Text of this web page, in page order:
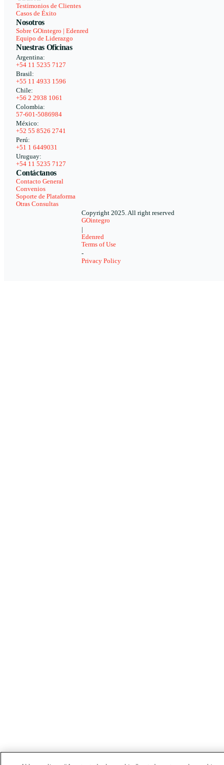
Testimonios de Clientes
Casos de Éxito
Nosotros
Sobre GOintegro | Edenred
Equipo de Liderazgo
Nuestras Oficinas
Argentina:
+54 11 5235 7127
Brasil:
+55 11 4933 1596
Chile:
+56 2 2938 1061
Colombia:
57-601-5086984
México:
+52 55 8526 2741
Perú:
+51 1 6449031
Uruguay:
+54 11 5235 7127
Contáctanos
Contacto General
Convenios
Soporte de Plataforma
Otras Consultas
Copyright 2025. All right reserved
GOintegro
Edenred
Terms of Use
-
Privacy Policy